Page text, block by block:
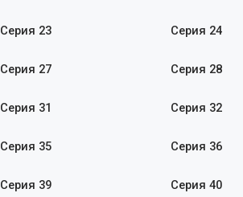
Серия 23 Серия 24
Серия 27 Серия 28
Серия 31 Серия 32
Серия 35 Серия 36
Серия 39 Серия 40